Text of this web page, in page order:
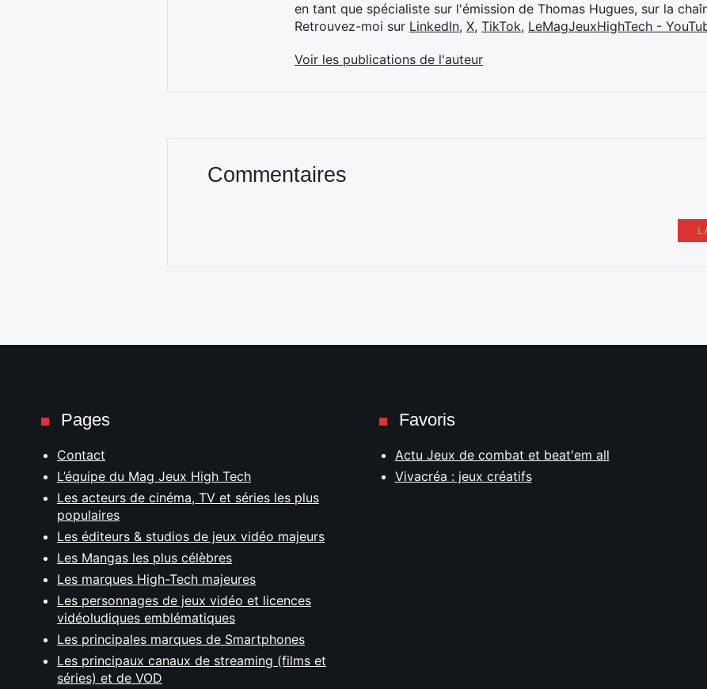
en tant que spécialiste sur l'émission de Thomas Hugues, sur la
Retrouvez-moi sur LinkedIn, X, TikTok, LeMagJeuxHighTech -
Voir les publications de l'auteur
Commentaires
Pages
Contact
L’équipe du Mag Jeux High Tech
Les acteurs de cinéma, TV et séries les plus
populaires
Les éditeurs & studios de jeux vidéo majeurs
Les Mangas les plus célèbres
Les marques High-Tech majeures
Les personnages de jeux vidéo et licences
vidéoludiques emblématiques
Les principales marques de Smartphones
Les principaux canaux de streaming (films et
séries) et de VOD
Favoris
Actu Jeux de combat et beat'em all
Vivacréa : jeux créatifs